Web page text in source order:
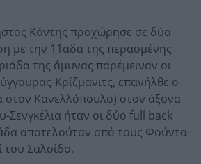
Κόντης προχώρησε σε δύο
με την 11αδα της περασμένης
της άμυνας παρέμειναν οι
Κρίζμανιτς, επανήλθε ο
στον Κανελλόπουλο) στον άξονα
Σενγκέλια ήταν οι δύο full back
αποτελούταν από τους Φούντα-
του Σαλσίδο.